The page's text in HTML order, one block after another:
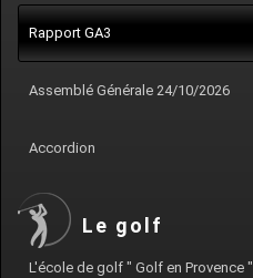
Rapport GA3
Assemblé Générale 24/10/2026
Accordion
Le golf
L'école de golf " Golf en Provence "